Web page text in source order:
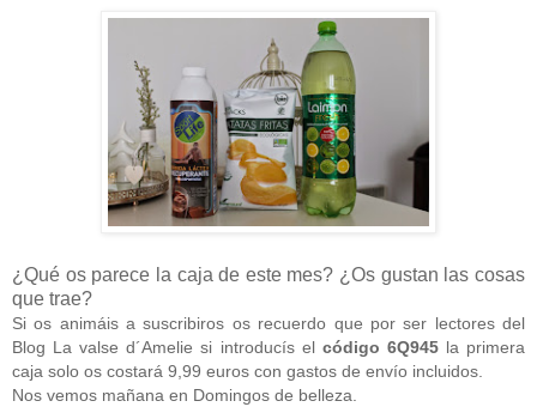
¿Qué os parece la caja de este mes? ¿Os gustan las cosas
que trae?
Si os animáis a suscribiros os recuerdo que por ser lectores del
Blog La valse d´Amelie si introducís el código 6Q945 la primera
caja solo os costará 9,99 euros con gastos de envío incluidos.
Nos vemos mañana en Domingos de belleza.